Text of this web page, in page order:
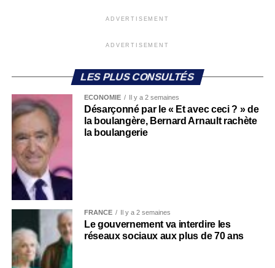
ADVERTISEMENT
ADVERTISEMENT
LES PLUS CONSULTÉS
ECONOMIE Il y a 2 semaines
Désarçonné par le « Et avec ceci ? » de
la boulangère, Bernard Arnault rachète
la boulangerie
FRANCE Il y a 2 semaines
Le gouvernement va interdire les
réseaux sociaux aux plus de 70 ans